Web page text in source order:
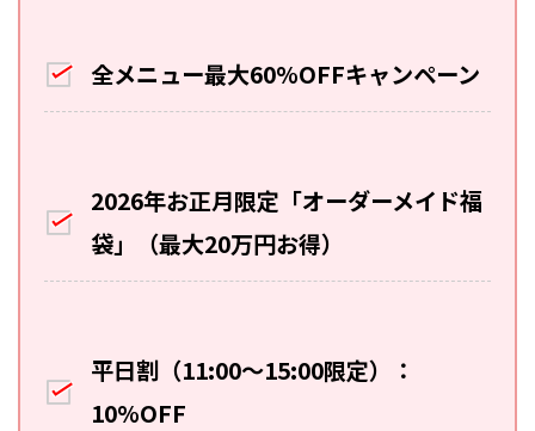
全メニュー最大60%OFFキャンペーン
2026年お正月限定「オーダーメイド福
袋」（最大20万円お得）
平日割（11:00〜15:00限定）：
10%OFF